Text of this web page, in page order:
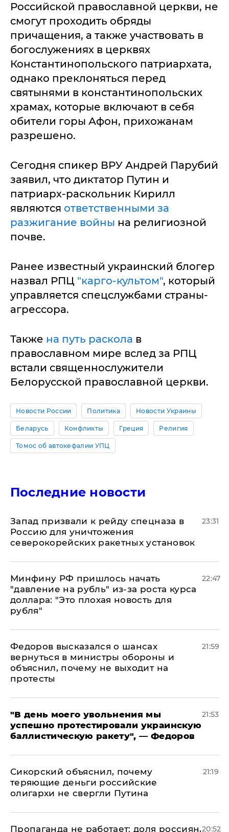
Российской православной церкви, не
смогут проходить обряды
причащения, а также участвовать в
богослужениях в церквях
Константинопольского патриархата,
однако преклоняться перед
святынями в константинопольских
храмах, которые включают в себя
обители горы Афон, прихожанам
разрешено.
Сегодня спикер ВРУ Андрей Парубий
заявил, что диктатор Путин и
патриарх-раскольник Кирилл
являются ответственными за
разжигание войны на религиозной
почве.
Ранее известный украинский блогер
назвал РПЦ "карго-культом", который
управляется спецслужбами страны-
агрессора.
Также на путь раскола в
православном мире вслед за РПЦ
встали священнослужители
Белорусской православной церкви.
Новости России Политика Новости Украины
Беларусь Конфликты Греция Религия
Томос об автокефалии УПЦ
Последние новости
Запад призвали к рейду спецназа в
Россию для уничтожения
северокорейских ракетных установок
23:31
Минфину РФ пришлось начать
"давление на рубль" из-за роста курса
доллара: "Это плохая новость для
рубля"
22:47
Федоров высказался о шансах
вернуться в министры обороны и
объяснил, почему не выходит на
протесты
21:59
​"В день моего увольнения мы
успешно протестировали украинскую
баллистическую ракету", — Федоров
21:53
Сикорский объяснил, почему
теряющие деньги российские
олигархи не свергли Путина
21:19
​Пропаганда не работает: доля россиян,20:52